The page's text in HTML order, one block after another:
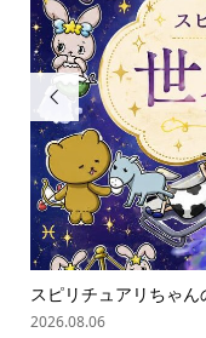

スピリチュアリちゃ
2026.08.06